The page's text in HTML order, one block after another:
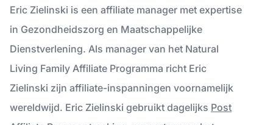
Eric Zielinski is een affiliate manager met expertise
in Gezondheidszorg en Maatschappelijke
Dienstverlening. Als manager van het Natural
Living Family Affiliate Programma richt Eric
Zielinski zijn affiliate-inspanningen voornamelijk
wereldwijd. Eric Zielinski gebruikt dagelijks Post